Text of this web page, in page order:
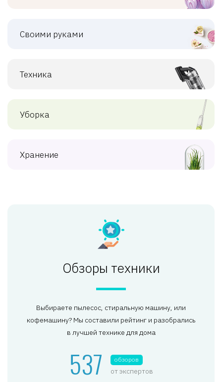
Своими руками
Техника
Уборка
Хранение
Обзоры техники
Выбираете пылесос, стиральную машину, или
кофемашину? Мы составили рейтинг и разобрались
в лучшей технике для дома
537 обзоров
от экспертов